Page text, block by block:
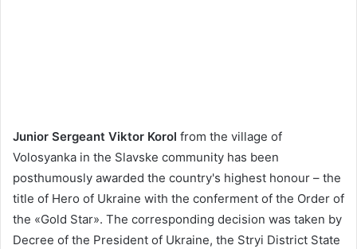
Junior Sergeant Viktor Korol from the village of
Volosyanka in the Slavske community has been
posthumously awarded the country's highest honour – the
title of Hero of Ukraine with the conferment of the Order of
the «Gold Star». The corresponding decision was taken by
Decree of the President of Ukraine, the Stryi District State